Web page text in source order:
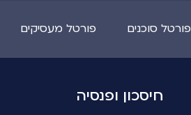
פורטל סוכנים פורטל מעסיקים
חיסכון ופנסיה